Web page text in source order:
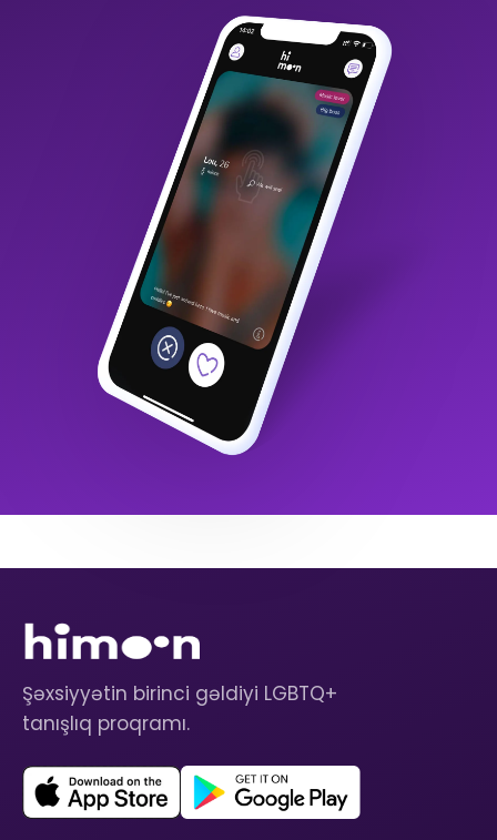
Şəxsiyyətin birinci gəldiyi LGBTQ+
tanışlıq proqramı.